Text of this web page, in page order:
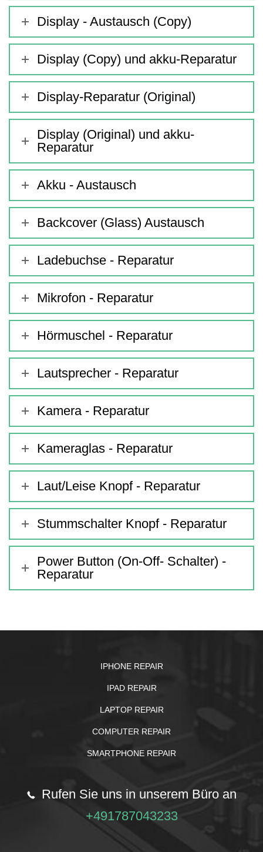
Display - Austausch (Copy)
Display (Copy) und akku-Reparatur
Display-Reparatur (Original)
Display (Original) und akku-
Reparatur
Akku - Austausch
Backcover (Glass) Austausch
Ladebuchse - Reparatur
Mikrofon - Reparatur
Hörmuschel - Reparatur
Lautsprecher - Reparatur
Kamera - Reparatur
Kameraglas - Reparatur
Laut/Leise Knopf - Reparatur
Stummschalter Knopf - Reparatur
Power Button (On-Off- Schalter) -
Reparatur
IPHONE REPAIR
IPAD REPAIR
LAPTOP REPAIR
COMPUTER REPAIR
SMARTPHONE REPAIR
Rufen Sie uns in unserem Büro an
+491787043233